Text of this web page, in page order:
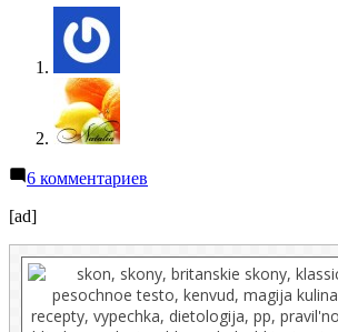
6 комментариев
палочке
[ad]